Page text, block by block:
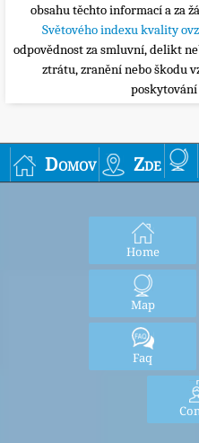
obsahu těchto informací a za
Světového indexu kvality
odpovědnost za smluvní, delikt
ztrátu, zranění nebo škodu
Domov Zde
Home
Map
Faq